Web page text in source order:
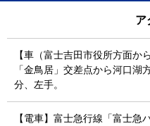
ア
【車（富士吉田市役所方面か
「金鳥居」交差点から河口
分、左手。
【電車】富士急行線「富士急